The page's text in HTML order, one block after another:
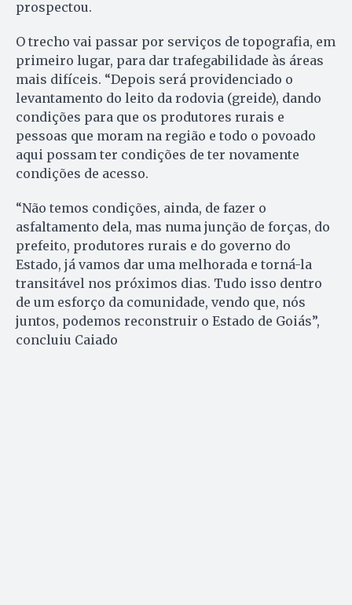
prospectou.
O trecho vai passar por serviços de topografia, em
primeiro lugar, para dar trafegabilidade às áreas
mais difíceis. “Depois será providenciado o
levantamento do leito da rodovia (greide), dando
condições para que os produtores rurais e
pessoas que moram na região e todo o povoado
aqui possam ter condições de ter novamente
condições de acesso.
“Não temos condições, ainda, de fazer o
asfaltamento dela, mas numa junção de forças, do
prefeito, produtores rurais e do governo do
Estado, já vamos dar uma melhorada e torná-la
transitável nos próximos dias. Tudo isso dentro
de um esforço da comunidade, vendo que, nós
juntos, podemos reconstruir o Estado de Goiás”,
concluiu Caiado